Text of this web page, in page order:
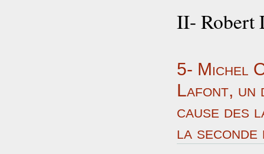
II- Robert
5- Michel
Lafont, un
cause des
la seconde